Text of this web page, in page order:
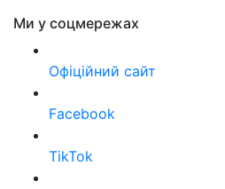
Ми у соцмережах
Офіційний сайт
Facebook
TikTok